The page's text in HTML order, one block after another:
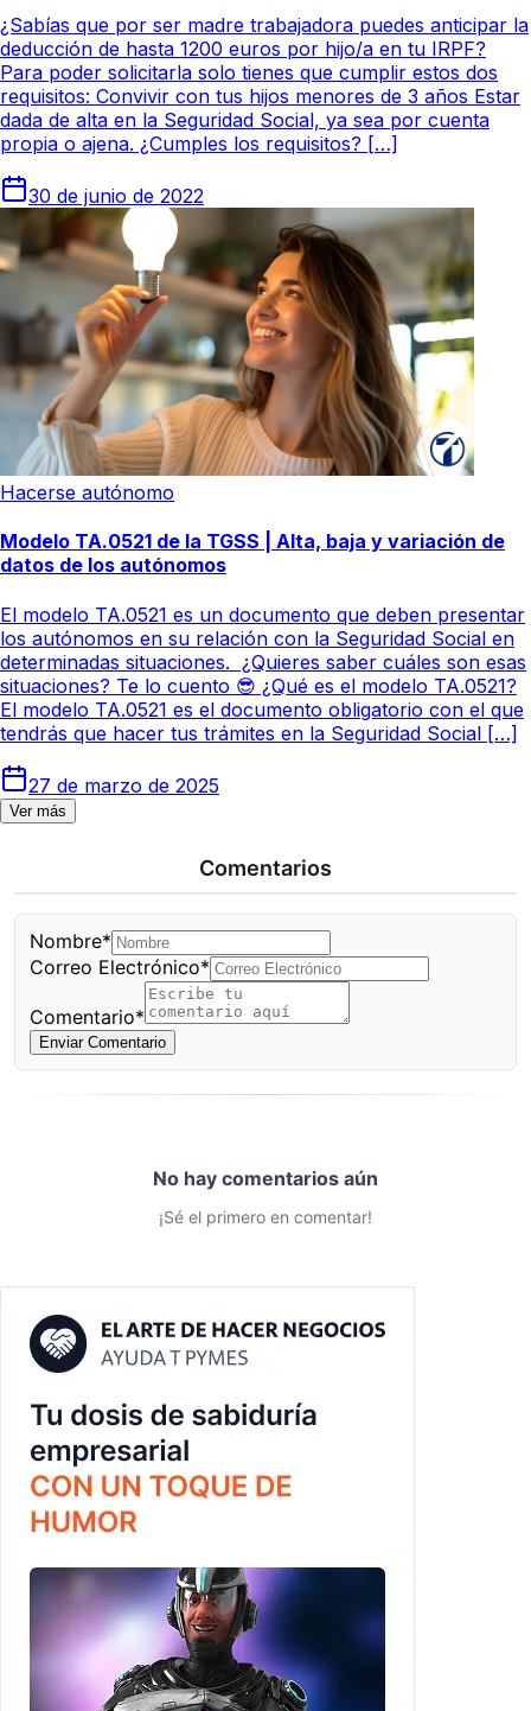
¿Sabías que por ser madre trabajadora puedes anticipar la
deducción de hasta 1200 euros por hijo/a en tu IRPF?
Para poder solicitarla solo tienes que cumplir estos dos
requisitos: Convivir con tus hijos menores de 3 años Estar
dada de alta en la Seguridad Social, ya sea por cuenta
propia o ajena. ¿Cumples los requisitos? […]
30 de junio de 2022
Hacerse autónomo
Modelo TA.0521 de la TGSS | Alta, baja y variación de
datos de los autónomos
El modelo TA.0521 es un documento que deben presentar
los autónomos en su relación con la Seguridad Social en
determinadas situaciones. ¿Quieres saber cuáles son esas
situaciones? Te lo cuento 😎 ¿Qué es el modelo TA.0521?
El modelo TA.0521 es el documento obligatorio con el que
tendrás que hacer tus trámites en la Seguridad Social […]
27 de marzo de 2025
Ver más
Comentarios
Nombre*
Correo Electrónico*
Comentario*
Enviar Comentario
No hay comentarios aún
¡Sé el primero en comentar!